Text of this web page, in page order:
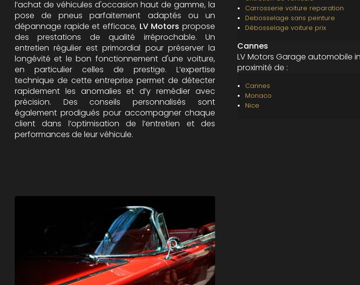
l’achat de véhicules d'occasion haut de gamme, la
pose de pneus parfaitement adaptés ou un
dépannage rapide et efficace, LV Motors propose
des prestations de qualité irréprochable. Un
entretien régulier est primordial pour préserver la
longévité et le bon fonctionnement d'une voiture,
en particulier celles de prestige. L’expertise
technique de cette entreprise permet de détecter
rapidement les anomalies et d’y remédier avec
précision. Des conseils personnalisés sont
également prodigués pour accompagner chaque
client dans l’optimisation de l’entretien et des
performances de leur véhicule.
Carrosserie voiture reparation
Debosselage sans peinture
Débosselage voiture prix
Cannes
LV Motors Garage automobile
proximité de :
Cannes
Monaco
Nice